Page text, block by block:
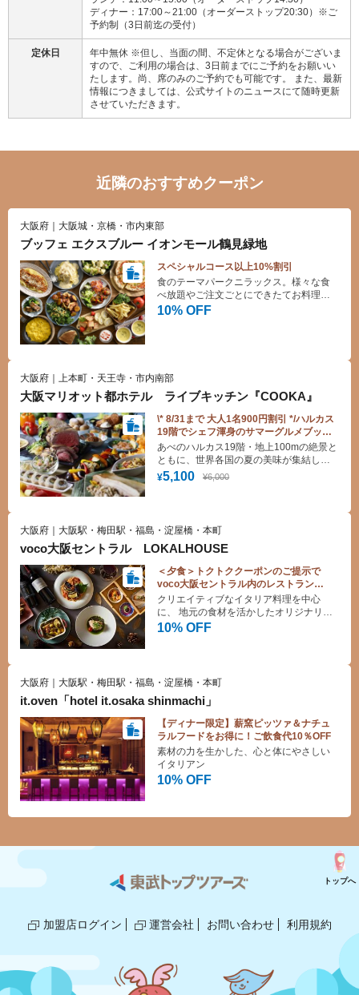
ディナー：17:00～21:00（オーダーストップ20:30）※ご
予約制（3日前迄の受付）
定休日
年中無休 ※但し、当面の間、不定休となる場合がございま
すので、ご利用の場合は、3日前までにご予約をお願いい
たします。尚、席のみのご予約でも可能です。 また、最新
情報につきましては、公式サイトのニュースにて随時更新
させていただきます。
近隣のおすすめクーポン
大阪府｜大阪城・京橋・市内東部
ブッフェ エクスブルー イオンモール鶴見緑地
スペシャルコース以上10%割引
10% OFF
食のテーマパークニラックス。様々な食
べ放題やご注文ごとにできたてお料理を
提供するバイキングレストランです。デ
大阪府｜上本町・天王寺・市内南部
大阪マリオット都ホテル ライブキッチン『COOKA』
\* 8/31まで 大人1名900円割引 */ハルカス
19階でシェフ渾身のサマーグルメブッフ
ェ！土日祝も平日と同額！ローストビー
フも食べ放題♪（ランチ）
¥5,100 ¥6,000
あべのハルカス19階・地上100mの絶景と
ともに、世界各国の夏の美味が集結した
「サマーグルメフェスティバル」を満
喫！ 定番人気の国産牛ローストビーフや
ッフェ台を彩ります。
大阪府｜大阪駅・梅田駅・福島・淀屋橋・本町
voco大阪セントラル LOKALHOUSE
＜夕食＞トクトククーポンのご提示で
voco大阪セントラル内のレストラン
【LOKALHOUSE】
10%OFF♪
10% OFF
クリエイティブなイタリア料理を中心
に、 地元の食材を活かしたオリジナリテ
ィ溢れるメニューを多数ご用意しており
大阪府｜大阪駅・梅田駅・福島・淀屋橋・本町
it.oven「hotel it.osaka shinmachi」
【ディナー限定】薪窯ピッツァ＆ナチュ
ラルフードをお得に！ご飲食代10％OFF
10% OFF
素材の力を生かした、心と体にやさしい
イタリアン
加盟店ログイン 運営会社 お問い合わせ 利用規約
トップへ